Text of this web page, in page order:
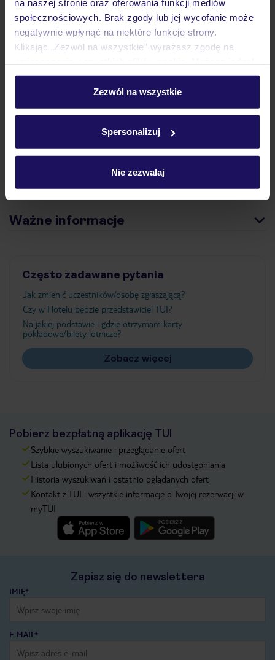
na naszej stronie oraz oferowania funkcji mediów
społecznościowych. Brak zgody lub jej wycofanie może
negatywnie wpłynąć na niektóre funkcje strony.
Klikając „Zezwól na wszystkie” wyrażasz zgodę na
personalizować swój wybór wchodząc w zakładkę
Szczegółowe informacje o plikach cookie znajdziesz
Zezwól na wszystkie
Spersonalizuj
Nie zezwalaj
Opinie
Ważne informacje
Często zadawane pytania
Jak zmienić uczestników/osobę zgłaszającą?
Czy w Hotelu będzie przedstawiciel TUI?
Na jakiej podstawie i gdzie otrzymam karty
pokładowe/bilety lotnicze?
Zobacz więcej
Pobierz bezpłatną aplikację TUI
Szybkie wyszukiwanie i przeglądanie ofert
Lista ulubionych ofert i możliwość ich udostępniania
Historia wyszukiwań i ostatnio oglądanych ofert
Kontakt z TUI i wszystkie informacje o Twojej rezerwacji w
myTUI
Zapisz się do newslettera
IMIĘ*
E-MAIL*